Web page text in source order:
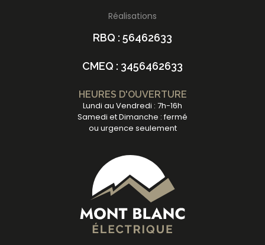
Réalisations
RBQ : 56462633
CMEQ : 3456462633
HEURES D'OUVERTURE
Lundi au Vendredi : 7h-16h
Samedi et Dimanche : fermé
ou urgence seulement